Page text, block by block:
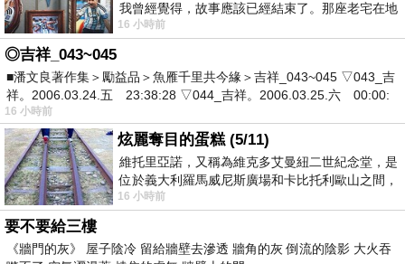
我曾經覺得，故事應該已經結束了。那座老宅在地
震中倒塌，七個人終於離開那片黑暗，
16 小時前
◎吉祥_043~045
■潘文良著作集＞勵益品＞魚雁千里共今緣＞吉祥_043~045 ▽043_吉
祥。2006.03.24.五 23:38:28 ▽044_吉祥。2006.03.25.六 00:00:
16 小時前
炫麗奪目的蛋糕 (5/11)
維托里亞諾，又稱為維克多艾曼紐二世紀念堂，是
位於義大利羅馬威尼斯廣場和卡比托利歐山之間，
用以紀念統一義大利統一後的的第一位國
16 小時前
要不要給三樓
《牆門的灰》 屋子陰冷 留給牆壁去滲透 牆角的灰 倒流的陰影 大火吞